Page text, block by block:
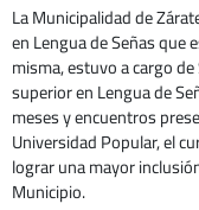
La Municipalidad de
en Lengua de Señas que
misma, estuvo a cargo
superior en Lengua de
meses y encuentros
Universidad Popular, el
lograr una mayor
Municipio.